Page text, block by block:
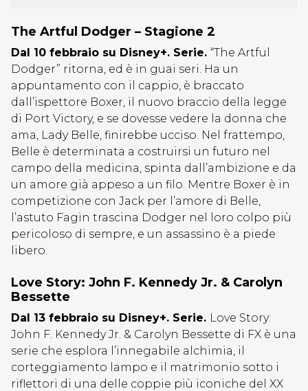
The Artful Dodger – Stagione 2
Dal 10 febbraio su Disney+. Serie. “The Artful
Dodger” ritorna, ed è in guai seri. Ha un
appuntamento con il cappio, è braccato
dall’ispettore Boxer, il nuovo braccio della legge
di Port Victory, e se dovesse vedere la donna che
ama, Lady Belle, finirebbe ucciso. Nel frattempo,
Belle è determinata a costruirsi un futuro nel
campo della medicina, spinta dall’ambizione e da
un amore già appeso a un filo. Mentre Boxer è in
competizione con Jack per l’amore di Belle,
l’astuto Fagin trascina Dodger nel loro colpo più
pericoloso di sempre, e un assassino è a piede
libero.
Love Story: John F. Kennedy Jr. & Carolyn
Bessette
Dal 13 febbraio su Disney+. Serie. Love Story:
John F. Kennedy Jr. & Carolyn Bessette di FX è una
serie che esplora l’innegabile alchimia, il
corteggiamento lampo e il matrimonio sotto i
riflettori di una delle coppie più iconiche del XX